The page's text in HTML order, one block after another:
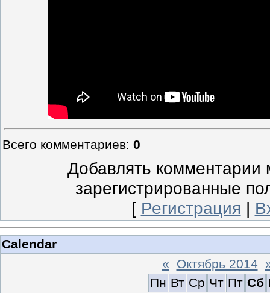
Всего комментариев: 0
Добавлять комментарии
зарегистрированные
[ Регистрация |
Calendar
« Октябрь 2014
Пн Вт Ср Чт Пт Сб